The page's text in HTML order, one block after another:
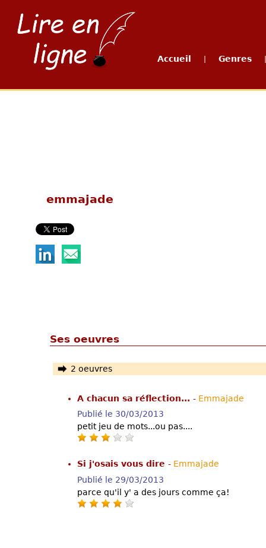
Accueil Genres
emmajade
Ses oeuvres
2 oeuvres
A chacun sa réflection... - Emmajade
Publié le 30/03/2013
petit jeu de mots...ou pas....
Si j'osais vous dire - Emmajade
Publié le 29/03/2013
parce qu'il y' a des jours comme ça!